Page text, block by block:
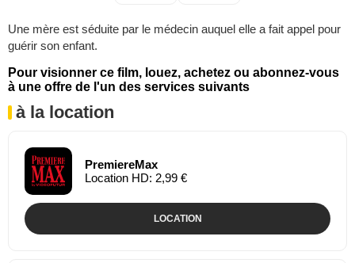
Une mère est séduite par le médecin auquel elle a fait appel pour
guérir son enfant.
Pour visionner ce film, louez, achetez ou abonnez-vous
à une offre de l'un des services suivants
à la location
PremiereMax
Location HD: 2,99 €
LOCATION